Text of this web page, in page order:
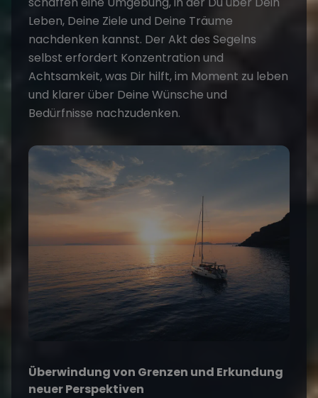
Leben, Deine Ziele und Deine Träume
nachdenken kannst. Der Akt des Segelns
selbst erfordert Konzentration und
Achtsamkeit, was Dir hilft, im Moment zu leben
und klarer über Deine Wünsche und
Bedürfnisse nachzudenken.
Überwindung von Grenzen und Erkundung
neuer Perspektiven